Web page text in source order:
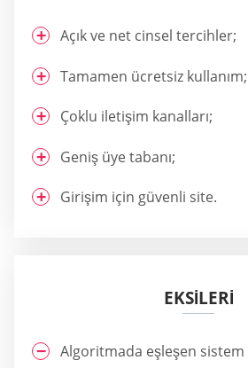
Açık ve net cinsel tercihler;
Tamamen ücretsiz kullanım;
Çoklu iletişim kanalları;
Geniş üye tabanı;
Girişim için güvenli site.
EKSİLERİ
Algoritmada eşleşen sistem